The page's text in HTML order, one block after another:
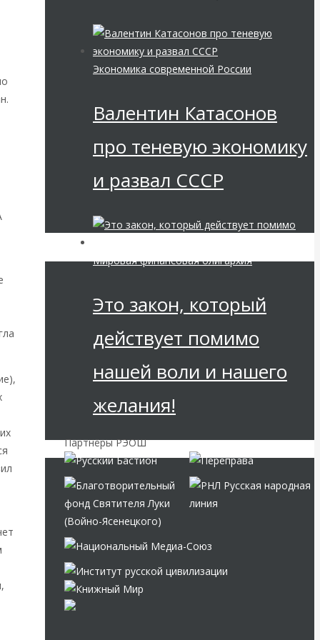
Экономика современной России
Валентин Катасонов
про теневую экономику
и развал СССР
Мировая финансовая олигархия
Это закон, который
действует помимо
нашей воли и нашего
желания!
Партнёры РЭОШ